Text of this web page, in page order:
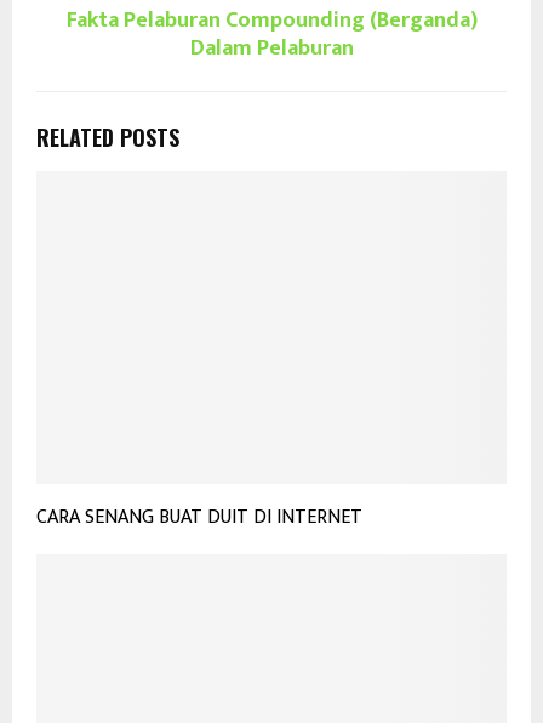
Fakta Pelaburan Compounding (Berganda)
Dalam Pelaburan
RELATED POSTS
CARA SENANG BUAT DUIT DI INTERNET